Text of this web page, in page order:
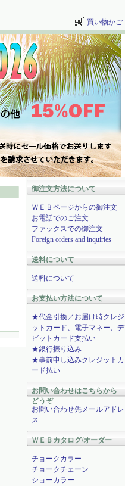
買い物かご
御注文方法について
ＷＥＢページからの御注文
お電話でのご注文
ファックスでの御注文
Foreign orders and inquiries
送料について
送料について
お支払い方法について
★代金引換／お届け時クレジ
ットカード、電子マネー、デ
ビットカード支払い
★銀行振り込み
★事前申し込みクレジットカ
ード払い
お問い合わせはこちらから
どうぞ
お問い合わせ先メールアドレ
ス
ＷＥＢカタログ/オーダー
チョークカラー
チョークチェーン
ショーカラー